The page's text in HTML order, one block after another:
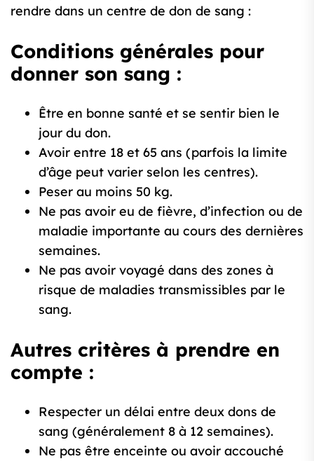
rendre dans un centre de don de sang :
Conditions générales pour
donner son sang :
Être en bonne santé et se sentir bien le
jour du don.
Avoir entre 18 et 65 ans (parfois la limite
d’âge peut varier selon les centres).
Peser au moins 50 kg.
Ne pas avoir eu de fièvre, d’infection ou de
maladie importante au cours des dernières
semaines.
Ne pas avoir voyagé dans des zones à
risque de maladies transmissibles par le
sang.
Autres critères à prendre en
compte :
Respecter un délai entre deux dons de
sang (généralement 8 à 12 semaines).
Ne pas être enceinte ou avoir accouché